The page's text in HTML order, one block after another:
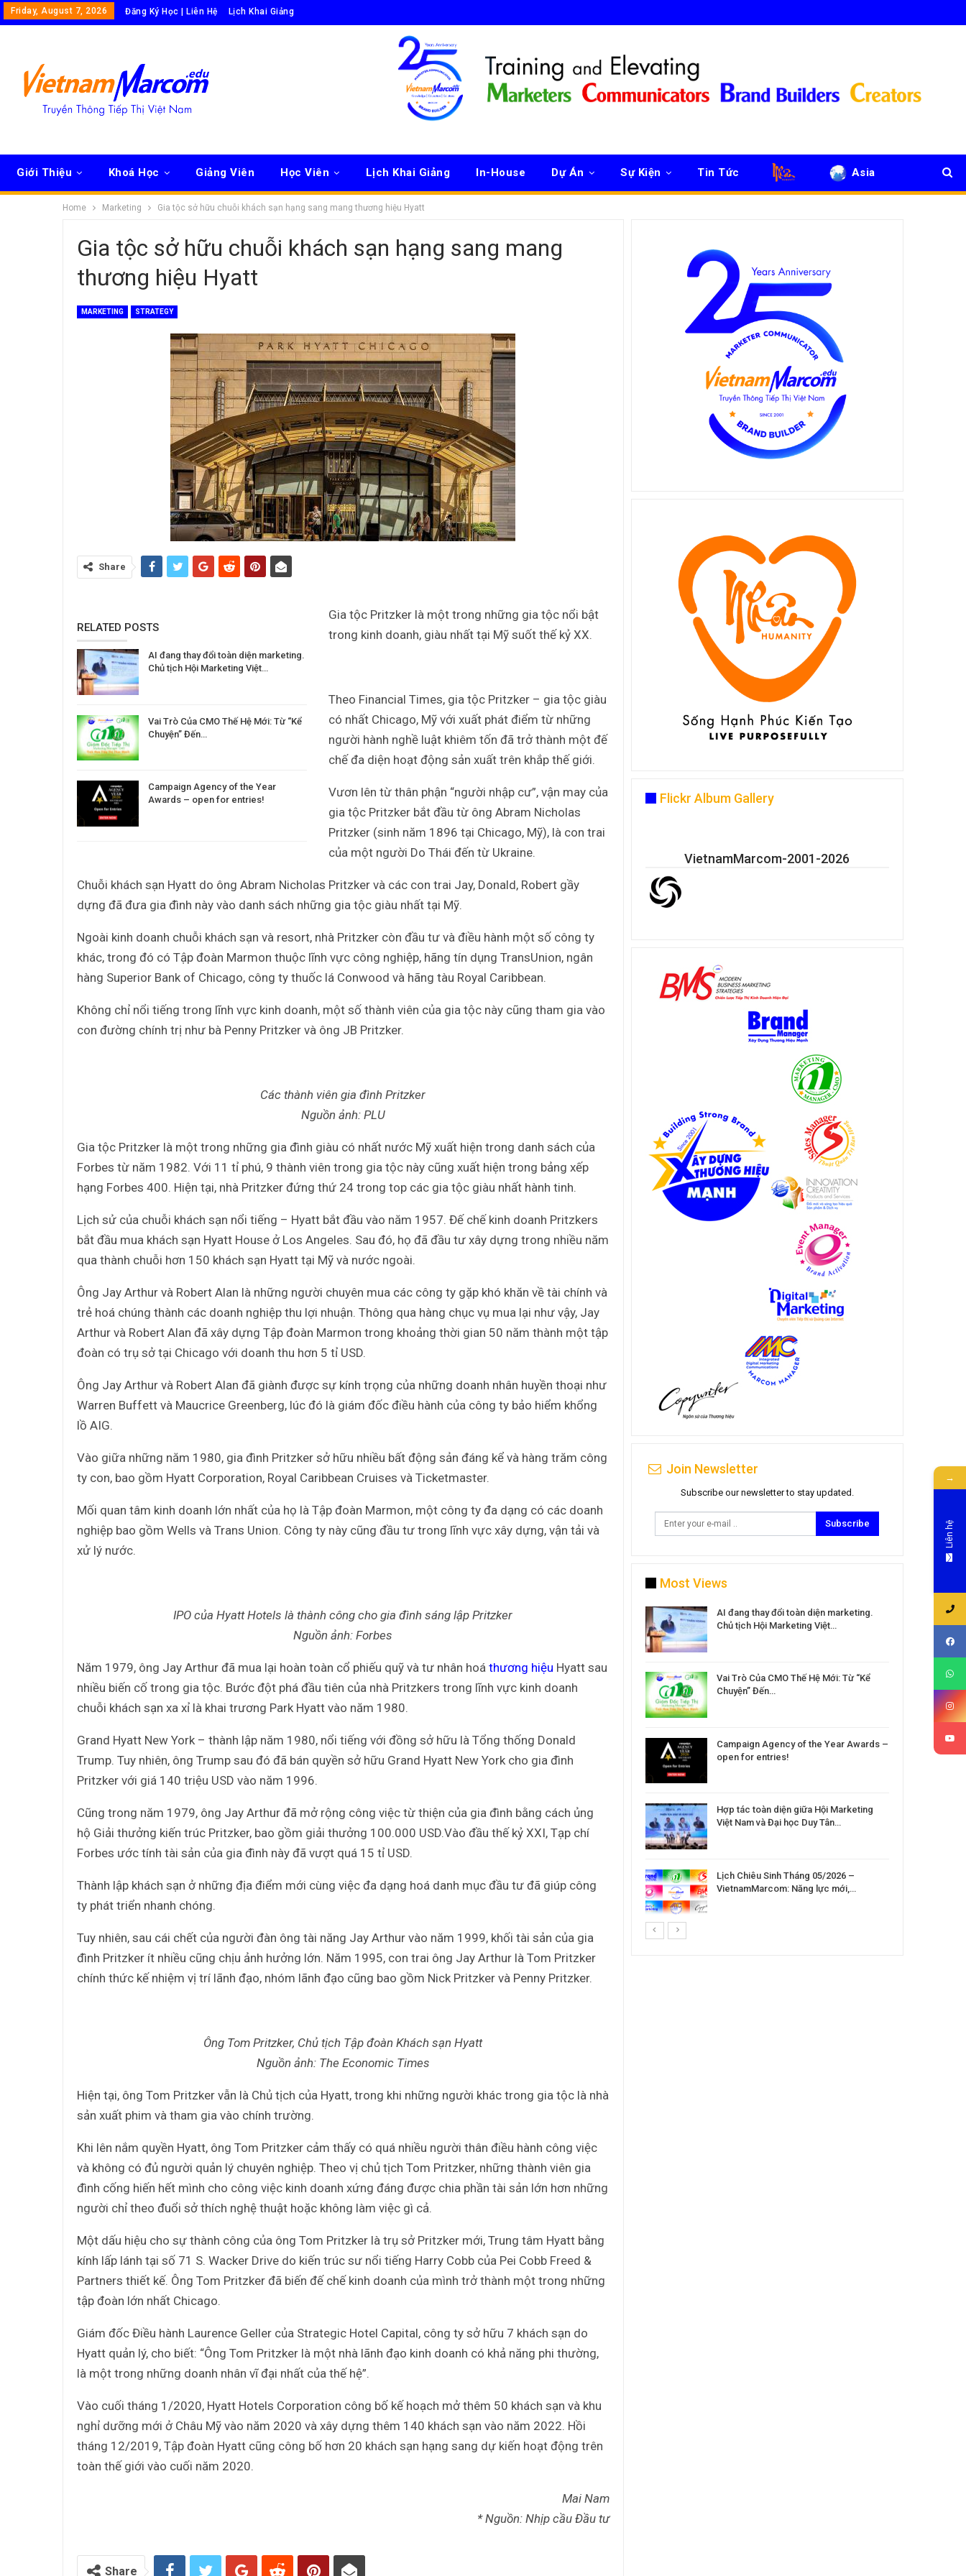
Friday, August 7, 2026 Đăng Ký Học | Liên Hệ Lịch Khai Giảng
Giới Thiệu Khoá Học Giảng Viên Học Viên Lịch Khai Giảng In-House Dự Án Sự Kiện Tin Tức Asia
Home Marketing Gia tộc sở hữu chuỗi khách sạn hạng sang mang thương hiệu Hyatt
Gia tộc sở hữu chuỗi khách sạn hạng sang mang
thương hiệu Hyatt
MARKETING STRATEGY
Share
RELATED POSTS
AI đang thay đổi toàn diện marketing.
Chủ tịch Hội Marketing Việt…
Vai Trò Của CMO Thế Hệ Mới: Từ “Kể
Chuyện” Đến…
Campaign Agency of the Year
Awards – open for entries!
Gia tộc Pritzker là một trong những gia tộc nổi bật
trong kinh doanh, giàu nhất tại Mỹ suốt thế kỷ XX.
Theo Financial Times, gia tộc Pritzker – gia tộc giàu
có nhất Chicago, Mỹ với xuất phát điểm từ những
người hành nghề luật khiêm tốn đã trở thành một đế
chế đa diện hoạt động sản xuất trên khắp thế giới.
Vươn lên từ thân phận “người nhập cư”, vận may của
gia tộc Pritzker bắt đầu từ ông Abram Nicholas
Pritzker (sinh năm 1896 tại Chicago, Mỹ), là con trai
của một người Do Thái đến từ Ukraine.
Chuỗi khách sạn Hyatt do ông Abram Nicholas Pritzker và các con trai Jay, Donald, Robert gầy
dựng đã đưa gia đình này vào danh sách những gia tộc giàu nhất tại Mỹ.
Ngoài kinh doanh chuỗi khách sạn và resort, nhà Pritzker còn đầu tư và điều hành một số công ty
khác, trong đó có Tập đoàn Marmon thuộc lĩnh vực công nghiệp, hãng tín dụng TransUnion, ngân
hàng Superior Bank of Chicago, công ty thuốc lá Conwood và hãng tàu Royal Caribbean.
Không chỉ nổi tiếng trong lĩnh vực kinh doanh, một số thành viên của gia tộc này cũng tham gia vào
con đường chính trị như bà Penny Pritzker và ông JB Pritzker.
Các thành viên gia đình Pritzker
Nguồn ảnh: PLU
Gia tộc Pritzker là một trong những gia đình giàu có nhất nước Mỹ xuất hiện trong danh sách của
Forbes từ năm 1982. Với 11 tỉ phú, 9 thành viên trong gia tộc này cũng xuất hiện trong bảng xếp
hạng Forbes 400. Hiện tại, nhà Pritzker đứng thứ 24 trong top các gia tộc giàu nhất hành tinh.
Lịch sử của chuỗi khách sạn nổi tiếng – Hyatt bắt đầu vào năm 1957. Đế chế kinh doanh Pritzkers
bắt đầu mua khách sạn Hyatt House ở Los Angeles. Sau đó, họ đã đầu tư xây dựng trong nhiều năm
qua thành chuỗi hơn 150 khách sạn Hyatt tại Mỹ và nước ngoài.
Ông Jay Arthur và Robert Alan là những người chuyên mua các công ty gặp khó khăn về tài chính và
trẻ hoá chúng thành các doanh nghiệp thu lợi nhuận. Thông qua hàng chục vụ mua lại như vậy, Jay
Arthur và Robert Alan đã xây dựng Tập đoàn Marmon trong khoảng thời gian 50 năm thành một tập
đoàn có trụ sở tại Chicago với doanh thu hơn 5 tỉ USD.
Ông Jay Arthur và Robert Alan đã giành được sự kính trọng của những doanh nhân huyền thoại như
Warren Buffett và Maucrice Greenberg, lúc đó là giám đốc điều hành của công ty bảo hiểm khổng
lồ AIG.
Vào giữa những năm 1980, gia đình Pritzker sở hữu nhiều bất động sản đáng kể và hàng trăm công
ty con, bao gồm Hyatt Corporation, Royal Caribbean Cruises và Ticketmaster.
Mối quan tâm kinh doanh lớn nhất của họ là Tập đoàn Marmon, một công ty đa dạng có các doanh
nghiệp bao gồm Wells và Trans Union. Công ty này cũng đầu tư trong lĩnh vực xây dựng, vận tải và
xử lý nước.
IPO của Hyatt Hotels là thành công cho gia đình sáng lập Pritzker
Nguồn ảnh: Forbes
Năm 1979, ông Jay Arthur đã mua lại hoàn toàn cổ phiếu quỹ và tư nhân hoá thương hiệu Hyatt sau
nhiều biến cố trong gia tộc. Bước đột phá đầu tiên của nhà Pritzkers trong lĩnh vực kinh doanh
chuỗi khách sạn xa xỉ là khai trương Park Hyatt vào năm 1980.
Grand Hyatt New York – thành lập năm 1980, nổi tiếng với đồng sở hữu là Tổng thống Donald
Trump. Tuy nhiên, ông Trump sau đó đã bán quyền sở hữu Grand Hyatt New York cho gia đình
Pritzker với giá 140 triệu USD vào năm 1996.
Cũng trong năm 1979, ông Jay Arthur đã mở rộng công việc từ thiện của gia đình bằng cách ủng
hộ Giải thưởng kiến trúc Pritzker, bao gồm giải thưởng 100.000 USD.Vào đầu thế kỷ XXI, Tạp chí
Forbes ước tính tài sản của gia đình này đã vượt quá 15 tỉ USD.
Thành lập khách sạn ở những địa điểm mới cùng việc đa dạng hoá danh mục đầu tư đã giúp công
ty phát triển nhanh chóng.
Tuy nhiên, sau cái chết của người đàn ông tài năng Jay Arthur vào năm 1999, khối tài sản của gia
đình Pritzker ít nhiều cũng chịu ảnh hưởng lớn. Năm 1995, con trai ông Jay Arthur là Tom Pritzker
chính thức kế nhiệm vị trí lãnh đạo, nhóm lãnh đạo cũng bao gồm Nick Pritzker và Penny Pritzker.
Ông Tom Pritzker, Chủ tịch Tập đoàn Khách sạn Hyatt
Nguồn ảnh: The Economic Times
Hiện tại, ông Tom Pritzker vẫn là Chủ tịch của Hyatt, trong khi những người khác trong gia tộc là nhà
sản xuất phim và tham gia vào chính trường.
Khi lên nắm quyền Hyatt, ông Tom Pritzker cảm thấy có quá nhiều người thân điều hành công việc
và không có đủ người quản lý chuyên nghiệp. Theo vị chủ tịch Tom Pritzker, những thành viên gia
đình cống hiến hết mình cho công việc kinh doanh xứng đáng được chia phần tài sản lớn hơn những
người chỉ theo đuổi sở thích nghệ thuật hoặc không làm việc gì cả.
Một dấu hiệu cho sự thành công của ông Tom Pritzker là trụ sở Pritzker mới, Trung tâm Hyatt bằng
kính lấp lánh tại số 71 S. Wacker Drive do kiến ​​trúc sư nổi tiếng Harry Cobb của Pei Cobb Freed &
Partners thiết kế. Ông Tom Pritzker đã biến đế chế kinh doanh của mình trở thành một trong những
tập đoàn lớn nhất Chicago.
Giám đốc Điều hành Laurence Geller của Strategic Hotel Capital, công ty sở hữu 7 khách sạn do
Hyatt quản lý, cho biết: “Ông Tom Pritzker là một nhà lãnh đạo kinh doanh có khả năng phi thường,
là một trong những doanh nhân vĩ đại nhất của thế hệ”.
Vào cuối tháng 1/2020, Hyatt Hotels Corporation công bố kế hoạch mở thêm 50 khách sạn và khu
nghỉ dưỡng mới ở Châu Mỹ vào năm 2020 và xây dựng thêm 140 khách sạn vào năm 2022. Hồi
tháng 12/2019, Tập đoàn Hyatt cũng công bố hơn 20 khách sạn hạng sang dự kiến hoạt động trên
toàn thế giới vào cuối năm 2020.
Mai Nam
* Nguồn: Nhịp cầu Đầu tư
Share
Flickr Album Gallery
VietnamMarcom-2001-2026
Join Newsletter
Subscribe our newsletter to stay updated.
Subscribe
Most Views
Tác giả Trần Tuệ Tri ra mắt sách “Giấc
mơ hóa Rồng Xanh – Thương…
Học Xây dựng chiến lược Thương…
Hội nghị Thương hiệu 2025: Di sản & Tầm
nhìn
70 năm NLU – dấu ấn Nhân hiệu, định vị
mới Nông Đạo học, vươn tới…
Marketing tại Việt Nam
AI đang thay đổi toàn diện marketing.
Chủ tịch Hội Marketing Việt…
Vai Trò Của CMO Thế Hệ Mới: Từ “Kể
Chuyện” Đến…
Campaign Agency of the Year Awards –
open for entries!
Hợp tác toàn diện giữa Hội Marketing
Việt Nam và Đại học Duy Tân…
Lịch Chiêu Sinh Tháng 05/2026 –
VietnamMarcom: Năng lực mới,…
→
Liên hệ